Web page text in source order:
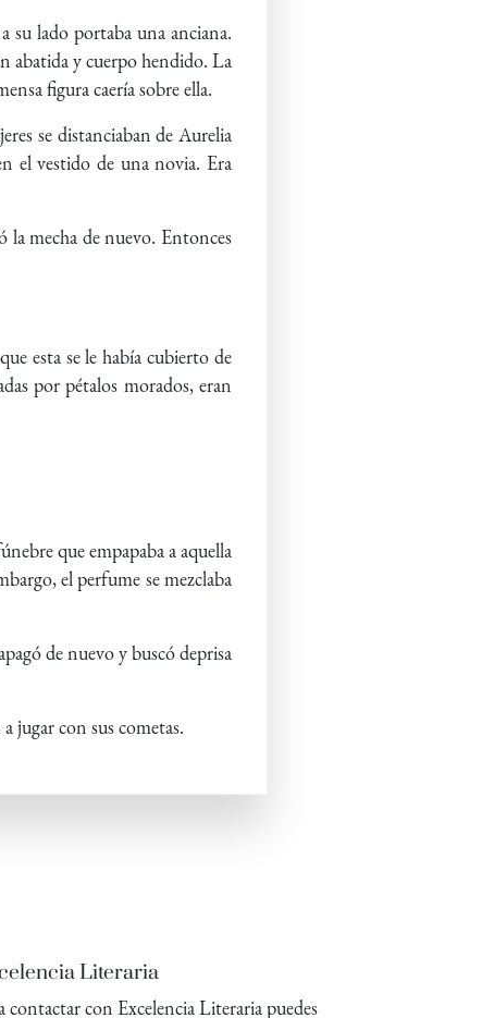
su lado portaba una anciana.
abatida y cuerpo hendido. La
figura caería sobre ella.
se distanciaban de Aurelia
el vestido de una novia. Era
la mecha de nuevo. Entonces
esta se le había cubierto de
por pétalos morados, eran
que empapaba a aquella
el perfume se mezclaba
de nuevo y buscó deprisa
jugar con sus cometas.
Literaria
contactar con Excelencia Literaria puedes